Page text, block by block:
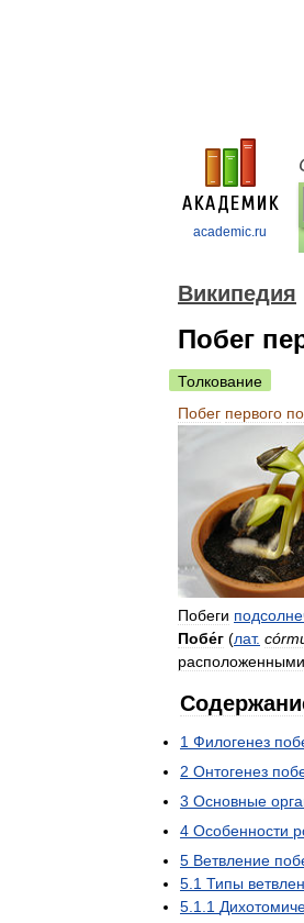
academic.ru
Википедия
Побег
Толкование
Побег первого
Побеги
Побе́г (лат.
расположенными
1 Филогенез
2 Онтогенез
3 Основные
4 Особенности
5 Ветвление
5 1 Типы
5 1 1